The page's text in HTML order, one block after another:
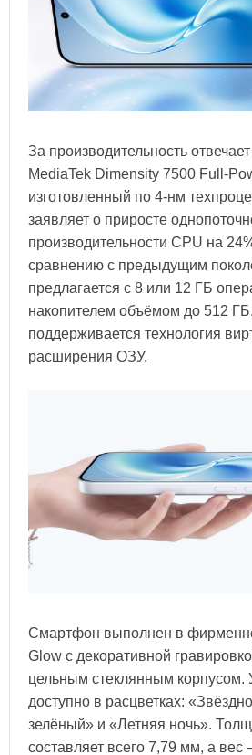
За производительность
MediaTek Dimensity 7500 Full-
изготовленный по 4-нм
заявляет о приросте
производительности CPU на
сравнению с предыдущим
предлагается с 8 или 12 ГБ
накопителем объёмом до 512
поддерживается технология
расширения ОЗУ.
Смартфон выполнен в
Glow с декоративной
цельным стеклянным корпусом.
доступно в расцветках:
зелёный» и «Летняя ночь».
составляет всего 7,79 мм, а вес